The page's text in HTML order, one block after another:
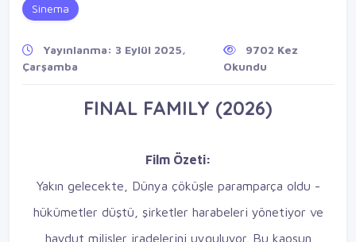
Sinema
Yayınlanma: 3 Eylül 2025,
Çarşamba
9702 Kez
Okundu
FINAL FAMILY (2026)
Film Özeti:
Yakın gelecekte, Dünya çöküşle paramparça oldu -
hükümetler düştü, şirketler harabeleri yönetiyor ve
haydut milisler iradelerini uyguluyor. Bu kaosun